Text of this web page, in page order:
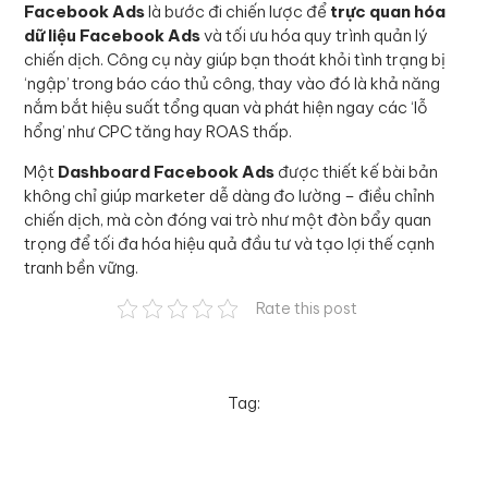
Facebook Adslà bước đi chiến lược để trực quan hóa
dữ liệu Facebook Adsvà tối ưu hóa quy trình quản lý
chiến dịch. Công cụ này giúp bạn thoát khỏi tình trạng bị
‘ngập’ trong báo cáo thủ công, thay vào đó là khả năng
nắm bắt hiệu suất tổng quan và phát hiện ngay các ‘lỗ
hổng’ như CPC tăng hay ROAS thấp.
Một Dashboard Facebook Ads được thiết kế bài bản
không chỉ giúp marketer dễ dàng đo lường – điều chỉnh
chiến dịch, mà còn đóng vai trò như một đòn bẩy quan
trọng để tối đa hóa hiệu quả đầu tư và tạo lợi thế cạnh
tranh bền vững.
Rate this post
Tag: